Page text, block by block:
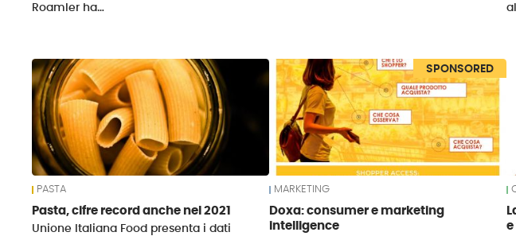
Roamler ha…
PASTA
Pasta, cifre record anche nel 2021
Unione Italiana Food presenta i dati
SPONSORED
MARKETING
Doxa: consumer e marketing
intelligence
e